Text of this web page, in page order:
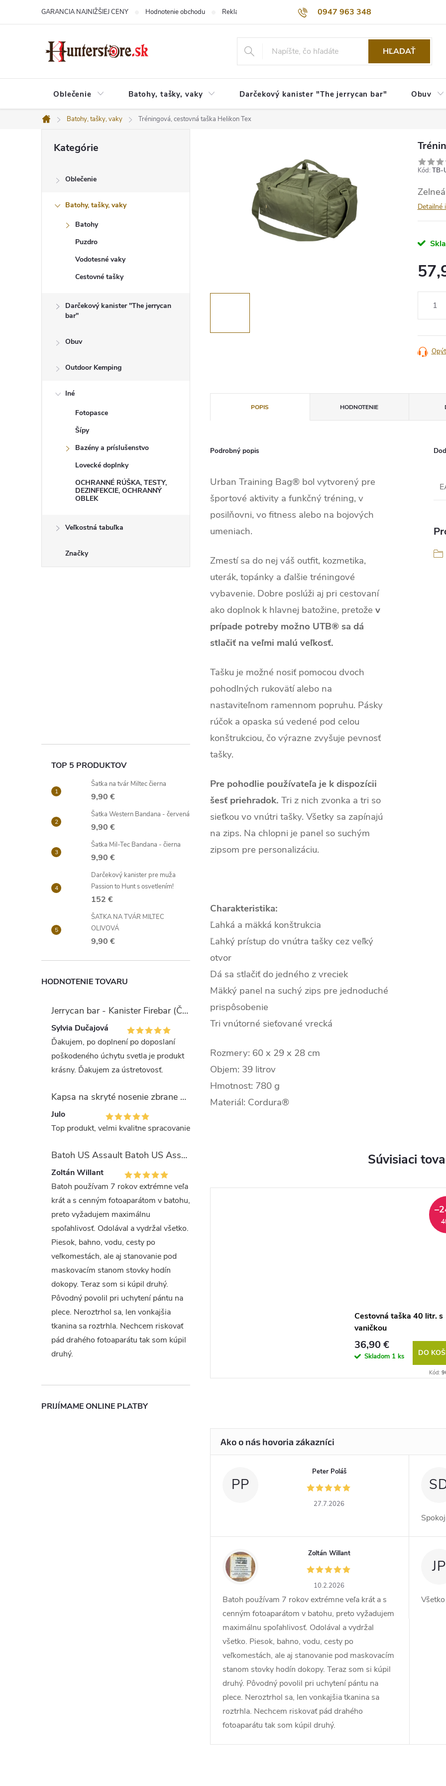
0947 963 348
GARANCIA NAJNIŽŠIEJ CENY Hodnotenie obchodu Reklamačný poriadok Obchodné podmienky
HĽADAŤ
Oblečenie Batohy, tašky, vaky Darčekový kanister "The jerrycan bar" Obuv
Domov
Batohy, tašky, vaky Tréningová, cestovná taška Helikon Tex
kategórie
Kategórie
Oblečenie
Batohy, tašky, vaky
Batohy
Puzdro
Vodotesné vaky
Cestovné tašky
Darčekový kanister "The jerrycan
bar"
Obuv
Outdoor Kemping
Iné
Fotopasce
Šípy
Bazény a príslušenstvo
Lovecké doplnky
OCHRANNÉ RÚŠKA, TESTY,
DEZINFEKCIE, OCHRANNÝ
OBLEK
Veľkostná tabuľka
Značky
TOP 5 PRODUKTOV
Šatka na tvár Miltec čierna
9,90 €
Šatka Western Bandana - červená
9,90 €
Šatka Mil-Tec Bandana - čierna
9,90 €
Darčekový kanister pre muža
Passion to Hunt s osvetlením!
152 €
ŠATKA NA TVÁR MILTEC
OLIVOVÁ
9,90 €
HODNOTENIE TOVARU
Jerrycan bar - Kanister Firebar (Červený)
Sylvia Dučajová
Ďakujem, po doplnení po doposlaní
poškodeného úchytu svetla je produkt
krásny. Ďakujem za ústretovosť.
Kapsa na skryté nosenie zbrane OLIVA (veľkosť Glock 17/19)
Julo
Top produkt, velmi kvalitne spracovanie
Batoh US Assault Batoh US Assault "LASER CUT" 36l MULTIT.
Zoltán Willant
Batoh používam 7 rokov extrémne veľa
krát a s cenným fotoaparátom v batohu,
preto vyžadujem maximálnu
spoľahlivosť. Odolával a vydržal všetko.
Piesok, bahno, vodu, cesty po
veľkomestách, ale aj stanovanie pod
maskovacím stanom stovky hodín
dokopy. Teraz som si kúpil druhý.
Pôvodný povolil pri uchytení pántu na
plece. Neroztrhol sa, len vonkajšia
tkanina sa roztrhla. Nechcem riskovať
pád drahého fotoaparátu tak som kúpil
druhý.
PRIJÍMAME ONLINE PLATBY
Kód: TB-
Detailné
POPIS HODNOTENIE
Podrobný popis
Urban Training Bag® bol vytvorený pre
športové aktivity a funkčný tréning, v
posilňovni, vo fitness alebo na bojových
umeniach.
Zmestí sa do nej váš outfit, kozmetika,
uterák, topánky a ďalšie tréningové
vybavenie. Dobre poslúži aj pri cestovaní
ako doplnok k hlavnej batožine, pretože v
prípade potreby možno UTB® sa dá
stlačiť na veľmi malú veľkosť.
Tašku je možné nosiť pomocou dvoch
pohodlných rukovätí alebo na
nastaviteľnom ramennom popruhu. Pásky
rúčok a opaska sú vedené pod celou
konštrukciou, čo výrazne zvyšuje pevnosť
tašky.
Pre pohodlie používateľa je k dispozícii
šesť priehradok. Tri z nich zvonka a tri so
sieťkou vo vnútri tašky. Všetky sa zapínajú
na zips. Na chlopni je panel so suchým
zipsom pre personalizáciu.
Charakteristika:
Ľahká a mäkká konštrukcia
Ľahký prístup do vnútra tašky cez veľký
otvor
Dá sa stlačiť do jedného z vreciek
Mäkký panel na suchý zips pre jednoduché
prispôsobenie
Tri vnútorné sieťované vrecká
Rozmery: 60 x 29 x 28 cm
Objem: 39 litrov
Hmotnost: 780 g
Materiál: Cordura®
Súvisiaci
Cestovná taška 40 litr. s
vaničkou
36,90 €
Skladom 1 ks DO
Kód:
PP
Peter Poláš
27.7.2026
ZW
Zoltán Willant
10.2.2026
Batoh používam 7 rokov extrémne veľa krát a s
cenným fotoaparátom v batohu, preto vyžadujem
maximálnu spoľahlivosť. Odolával a vydržal
všetko. Piesok, bahno, vodu, cesty po
veľkomestách, ale aj stanovanie pod maskovacím
stanom stovky hodín dokopy. Teraz som si kúpil
druhý. Pôvodný povolil pri uchytení pántu na
plece. Neroztrhol sa, len vonkajšia tkanina sa
roztrhla. Nechcem riskovať pád drahého
fotoaparátu tak som kúpil druhý.
JP